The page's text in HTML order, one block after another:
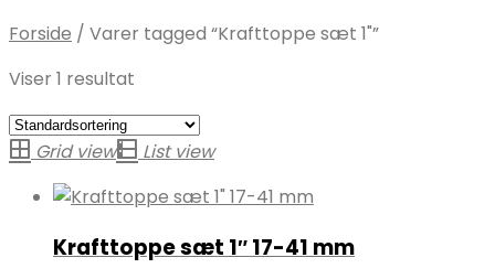
Forside / Varer tagged “Krafttoppe sæt 1"”
Viser 1 resultat
Grid view List view
Krafttoppe sæt 1″ 17-41 mm